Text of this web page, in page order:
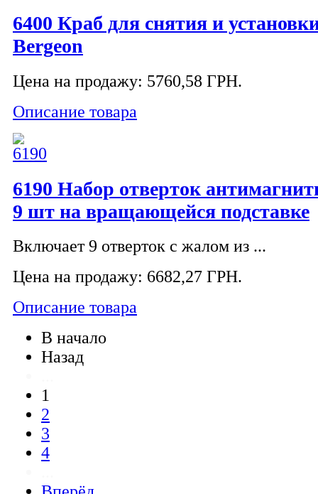
6400 Краб для снятия и
Bergeon
Цена на продажу: 5760,58 ГРН.
Описание товара
6190 Набор отверток
9 шт на вращающейся подставке
Включает 9 отверток с жалом из ...
Цена на продажу: 6682,27 ГРН.
Описание товара
В начало
Назад
1
2
3
4